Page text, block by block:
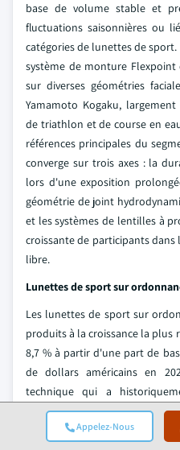
Appelez-Nous
base de volume stable et
fluctuations saisonnières ou
catégories de lunettes de sport.
système de monture
sur diverses géométries
Yamamoto Kogaku,
de triathlon et de course en
références principales du
converge sur trois axes : la
lors d'une exposition
géométrie de joint
et les systèmes de lentilles à
croissante de participants dans
libre.
Lunettes de sport sur
Les lunettes de sport sur
produits à la croissance la plus
8,7 % à partir d'une part de
de dollars américains en
technique qui a
difficulté d'obtenir une
des géométries de montures